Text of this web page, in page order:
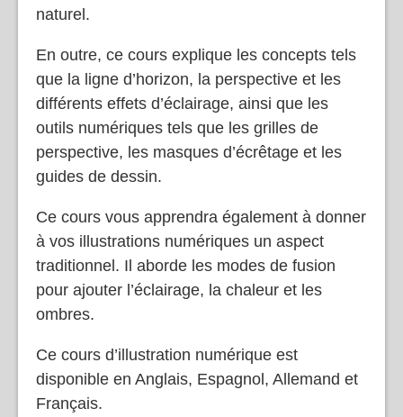
naturel.
En outre, ce cours explique les concepts tels
que la ligne d’horizon, la perspective et les
différents effets d’éclairage, ainsi que les
outils numériques tels que les grilles de
perspective, les masques d’écrêtage et les
guides de dessin.
Ce cours vous apprendra également à donner
à vos illustrations numériques un aspect
traditionnel. Il aborde les modes de fusion
pour ajouter l’éclairage, la chaleur et les
ombres.
Ce cours d’illustration numérique est
disponible en Anglais, Espagnol, Allemand et
Français.